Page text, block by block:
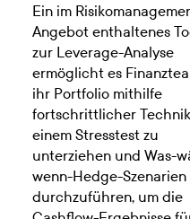
Ein im
Angebot enthaltenes
zur Leverage-Analyse
ermöglicht es
ihr Portfolio mithilfe
fortschrittlicher
einem Stresstest zu
unterziehen und Was-
wenn-Hedge-Szenarien
durchzuführen, um die